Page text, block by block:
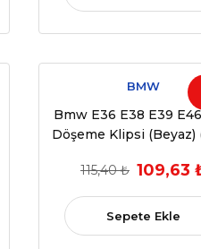
BMW
Bmw E36 E38 E39 E46
Döşeme Klipsi (Beyaz)
115,40 ₺ 109,63
Sepete Ekle